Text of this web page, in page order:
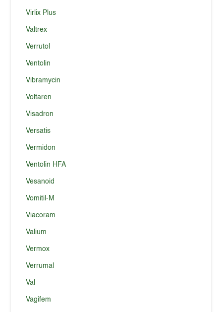
Virlix Plus
Valtrex
Verrutol
Ventolin
Vibramycin
Voltaren
Visadron
Versatis
Vermidon
Ventolin HFA
Vesanoid
Vomitil-M
Viacoram
Valium
Vermox
Verrumal
Val
Vagifem